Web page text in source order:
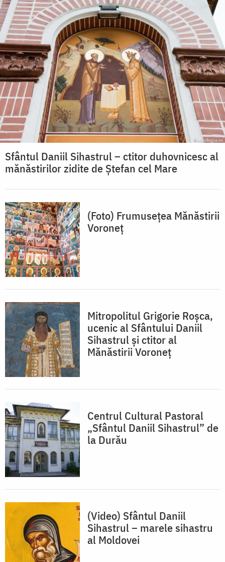
Sfântul Daniil Sihastrul – ctitor duhovnicesc al
mănăstirilor zidite de Ștefan cel Mare
(Foto) Frumusețea Mănăstirii
Voroneț
Mitropolitul Grigorie Roșca,
ucenic al Sfântului Daniil
Sihastrul și ctitor al
Mănăstirii Voroneț
Centrul Cultural Pastoral
„Sfântul Daniil Sihastrul” de
la Durău
(Video) Sfântul Daniil
Sihastrul – marele sihastru
al Moldovei